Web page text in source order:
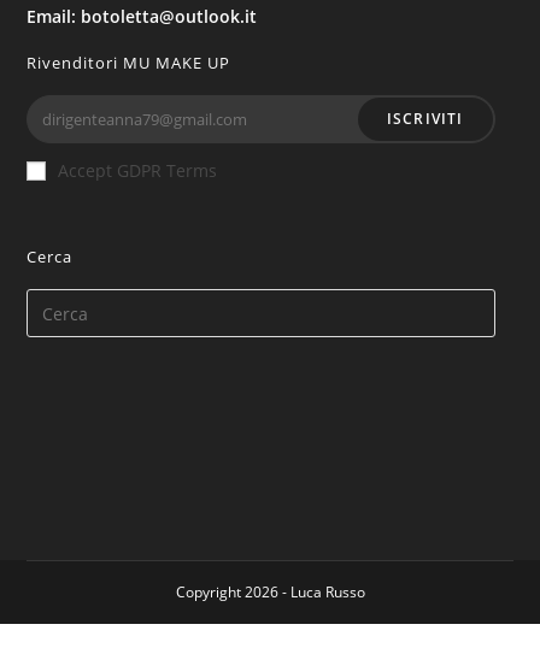
Email: botoletta@outlook.it
Rivenditori MU MAKE UP
ISCRIVITI
Accept GDPR Terms
Cerca
Copyright 2026 - Luca Russo